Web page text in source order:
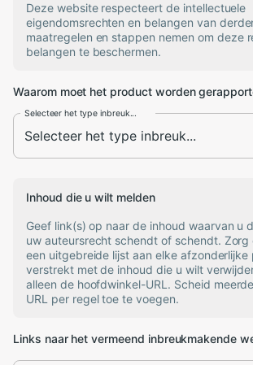
Deze website respecteert de intellectuele
eigendomsrechten en belangen van
maatregelen en stappen nemen om deze
belangen te beschermen.
Waarom moet het product worden
Selecteer het type inbreuk...
Inhoud die u wilt melden
Geef link(s) op naar de inhoud waarvan u
uw auteursrecht schendt of schendt. Zorg
een uitgebreide lijst aan elke afzonderlijke
verstrekt met de inhoud die u wilt
alleen de hoofdwinkel-URL. Scheid
URL per regel toe te voegen.
Links naar het vermeend inbreukmakende